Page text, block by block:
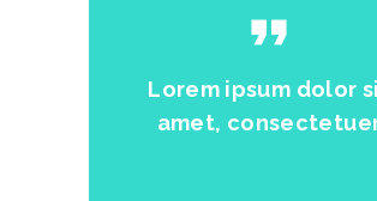
format_quote
Lorem ipsum dolor
amet,